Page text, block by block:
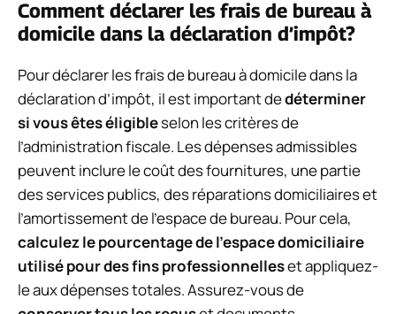
Comment déclarer les frais de bureau à
domicile dans la déclaration d’impôt?
Pour déclarer les frais de bureau à domicile dans la
déclaration d’impôt, il est important dedéterminer
si vous êtes éligibleselon les critères de
l’administration fiscale. Les dépenses admissibles
peuvent inclure le coût des fournitures, une partie
des services publics, des réparations domiciliaires et
l’amortissement de l’espace de bureau. Pour cela,
calculez le pourcentage de l’espace domiciliaire
utilisé pour des fins professionnelleset appliquez-
le aux dépenses totales. Assurez-vous de